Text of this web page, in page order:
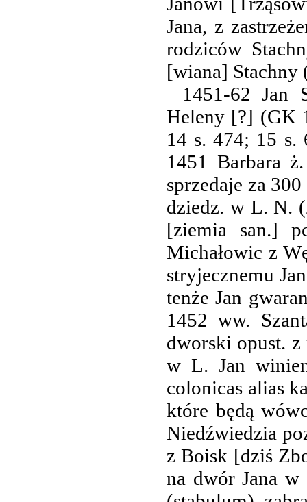
Jana, z
rodziców
[wiana] Stachny
1451-62 Jan
Heleny [?] (GK
14 s. 474; 15 s.
1451 Barbara
sprzedaje za
dziedz. w L. N.
[ziemia san.]
Michałowic z
stryjecznemu
tenże Jan
1452 ww.
dworski opust. z
w L. Jan
colonicas alias
które będą
Niedźwiedzia
z Boisk [dziś
na dwór Jana